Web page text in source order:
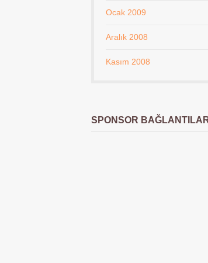
Ocak 2009
Aralık 2008
Kasım 2008
SPONSOR